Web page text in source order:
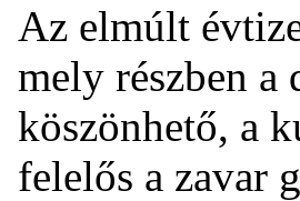
Az elmúlt
mely részben a
köszönhető, a
felelős a zavar